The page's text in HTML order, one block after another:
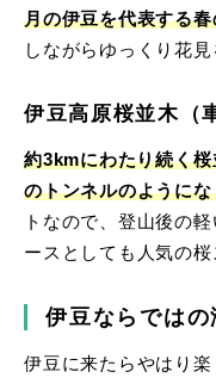
月の伊豆を代表する
しながらゆっくり花見
伊豆高原桜並木（
約3kmにわたり続く
のトンネルのように
トなので、登山後の
ースとしても人気の桜
伊豆ならでは
伊豆に来たらやはり